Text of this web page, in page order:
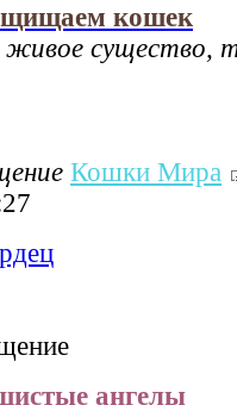
кошек
существо,
Кошки Мира
ангелы